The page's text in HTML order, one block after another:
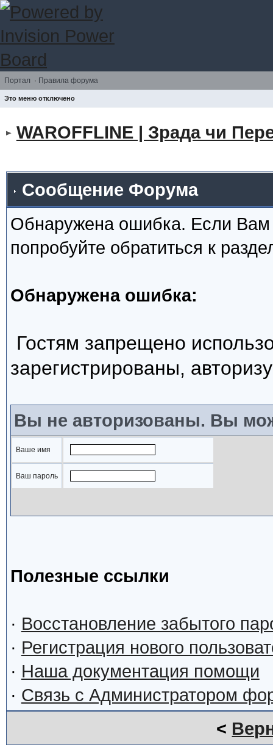
Портал · Правила форума
Это меню отключено
WAROFFLINE | Зрада чи
Сообщение Форума
Обнаружена ошибка. Если
попробуйте обратиться к
Обнаружена ошибка:
Гостям запрещено
зарегистрированы,
Вы не авторизованы. Вы
Ваше имя
Ваш пароль
Полезные ссылки
· Восстановление забытого
· Регистрация нового
· Наша документация помощи
· Связь с Администратором
<